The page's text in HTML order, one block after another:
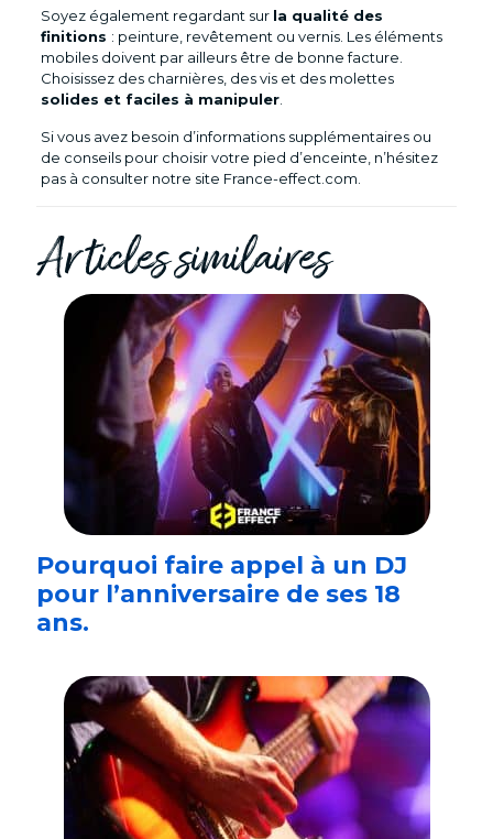
Soyez également regardant sur la qualité des
finitions : peinture, revêtement ou vernis. Les éléments
mobiles doivent par ailleurs être de bonne facture.
Choisissez des charnières, des vis et des molettes
solides et faciles à manipuler.
Si vous avez besoin d’informations supplémentaires ou
de conseils pour choisir votre pied d’enceinte, n’hésitez
pas à consulter notre site France-effect.com.
Articles similaires
Pourquoi faire appel à un DJ
pour l’anniversaire de ses 18
ans.